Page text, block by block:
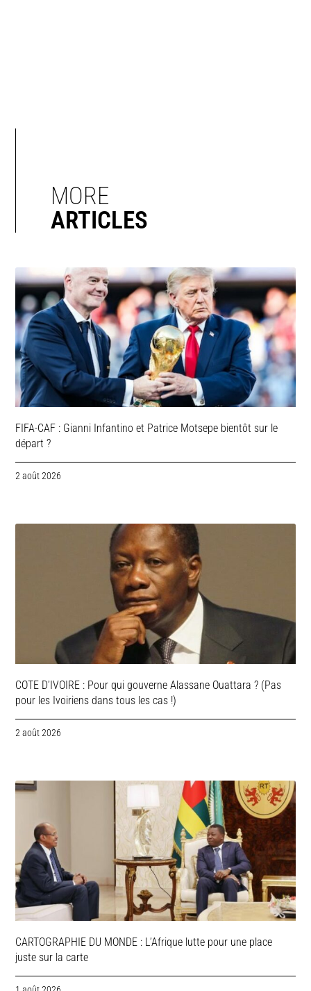
MORE
ARTICLES
FIFA-CAF : Gianni Infantino et Patrice Motsepe bientôt sur le
départ ?
2 août 2026
COTE D’IVOIRE : Pour qui gouverne Alassane Ouattara ? (Pas
pour les Ivoiriens dans tous les cas !)
2 août 2026
CARTOGRAPHIE DU MONDE : L’Afrique lutte pour une place
juste sur la carte